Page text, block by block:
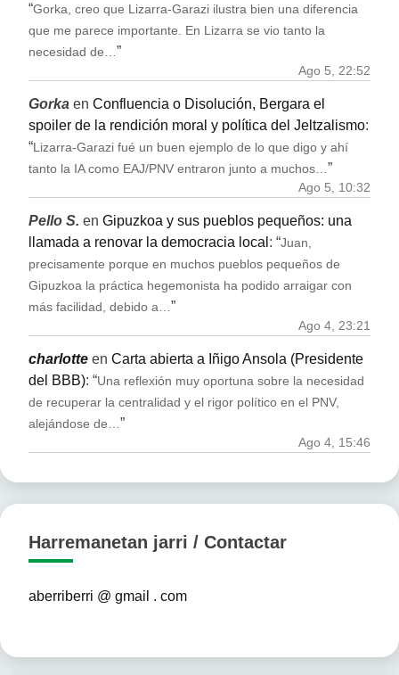
“Gorka, creo que Lizarra-Garazi ilustra bien una diferencia
que me parece importante. En Lizarra se vio tanto la
necesidad de…”
Ago 5, 22:52
Gorka en Confluencia o Disolución, Bergara el
spoiler de la rendición moral y política del Jeltzalismo:
“Lizarra-Garazi fué un buen ejemplo de lo que digo y ahí
tanto la IA como EAJ/PNV entraron junto a muchos…”
Ago 5, 10:32
Pello S. en Gipuzkoa y sus pueblos pequeños: una
llamada a renovar la democracia local : “Juan,
precisamente porque en muchos pueblos pequeños de
Gipuzkoa la práctica hegemonista ha podido arraigar con
más facilidad, debido a… ”
Ago 4, 23:21
charlotte en Carta abierta a Iñigo Ansola (Presidente
del BBB): “Una reflexión muy oportuna sobre la necesidad
de recuperar la centralidad y el rigor político en el PNV,
alejándose de… ”
Ago 4, 15:46
Harremanetan jarri / Contactar
aberriberri @ gmail . com